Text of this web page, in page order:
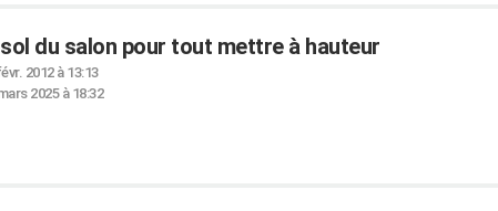
du salon pour tout mettre à hauteur
2012 à 13:13
2025 à 18:32